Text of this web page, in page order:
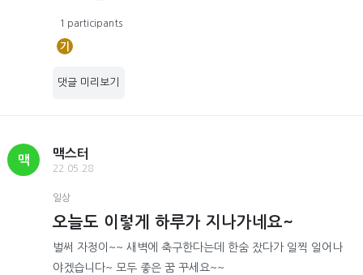
1 participants
기
댓글 미리보기
맥
맥스터
22.05.28
일상
오늘도 이렇게 하루가 지나가네요~
벌써 자정이~~ 새벽에 축구한다는데 한숨 잤다가 일찍 일어나
야겠습니다~ 모두 좋은 꿈 꾸세요~~